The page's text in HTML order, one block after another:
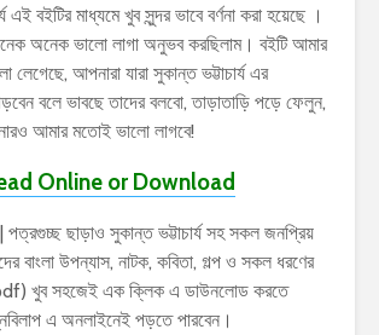
এই বইটির মাধ্যমে খুব সুন্দর ভাবে বর্ণনা করা হয়েছে ।
অনেক ভালো লাগা অনুভব করছিলাম। বইটি আমার
আপনারা যারা সুকান্ত ভট্টাচার্য এর
বলে ভাবছে তাদের বলবো, তাড়াতাড়ি পড়ে ফেলুন,
আমার মতোই ভালো লাগবে!
Online or Download
ছাড়াও সুকান্ত ভট্টাচার্য সহ সকল জনপ্রিয়
বাংলা উপন্যাস, নাটক, কবিতা, গল্প ও সকল ধরণের
খুব সহজেই এক ক্লিক এ ডাউনলোড করতে
এ অনলাইনেই পড়তে পারবেন।